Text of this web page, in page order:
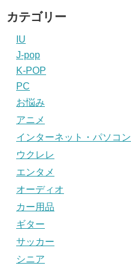
カテゴリー
IU
J-pop
K-POP
PC
お悩み
アニメ
インターネット・パソコン
ウクレレ
エンタメ
オーディオ
カー用品
ギター
サッカー
シニア